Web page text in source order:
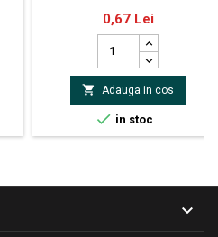
Siguranta fuzibila axiala lenta
3,6x10mmsiguranta
temporizatatensiune: 250V
Pret
0,67 Lei
 Adauga in cos
 in stoc
